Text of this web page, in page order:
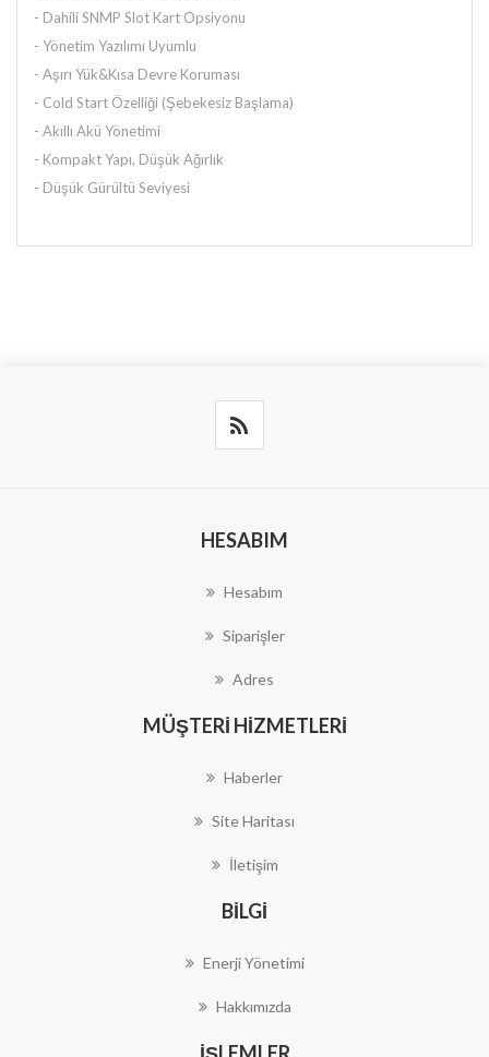
- Dahili SNMP Slot Kart Opsiyonu
- Yönetim Yazılımı Uyumlu
- Aşırı Yük&Kısa Devre Koruması
- Cold Start Özelliği (Şebekesiz Başlama)
- Akıllı Akü Yönetimi
- Kompakt Yapı, Düşük Ağırlık
- Düşük Gürültü Seviyesi
HESABIM
Hesabım
Siparişler
Adres
MÜŞTERI HIZMETLERI
Haberler
Site Haritası
İletişim
BILGI
Enerji Yönetimi
Hakkımızda